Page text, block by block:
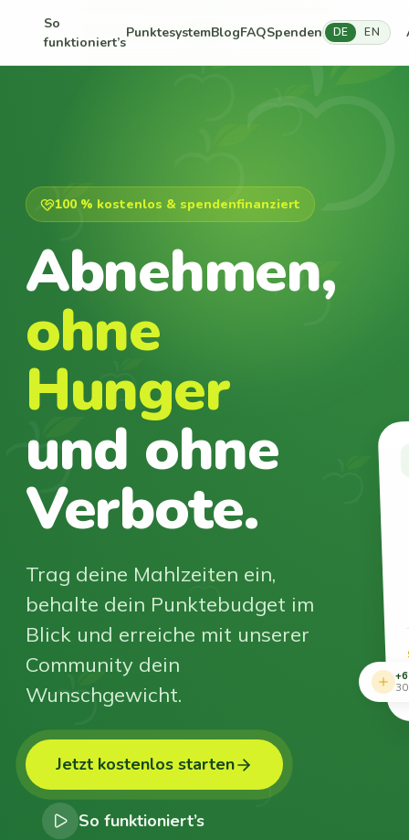
So
funktioniert’s
PunktesystemBlogFAQSpenden DE EN
100 % kostenlos & spendenfinanziert
Abnehmen,
ohne
Hunger
und ohne
Verbote.
Trag deine Mahlzeiten ein,
behalte dein Punktebudget im
Blick und erreiche mit unserer
Community dein
Wunschgewicht.
Jetzt kostenlos starten
So funktioniert’s